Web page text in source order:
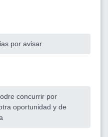
por avisar
concurrir por
oportunidad y de